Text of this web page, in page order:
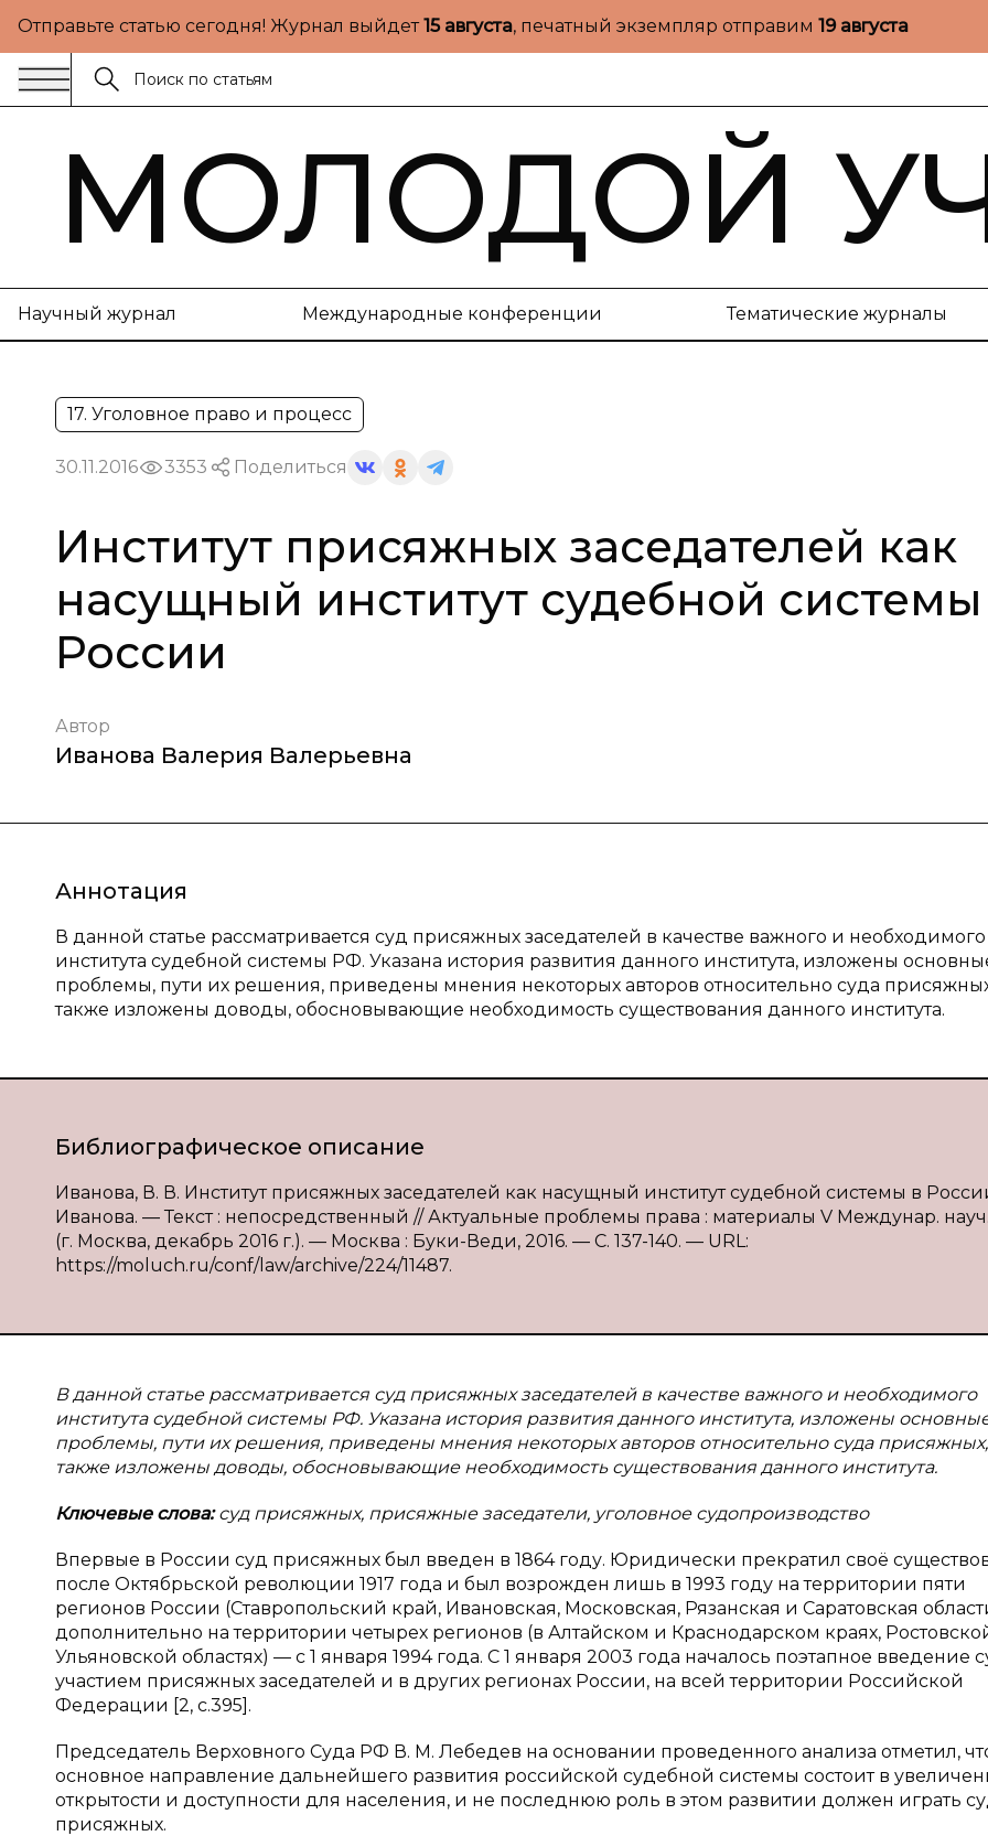
Отправьте статью сегодня! Журнал выйдет15 августа, печатный экземпляр отправим 19 августа
МОЛОДОЙ
Научный журнал Международные конференции Тематические журналы
17. Уголовное право и процесс
30.11.2016 3353 Поделиться
Институт присяжных заседателей как
насущный институт судебной
России
Автор
Иванова Валерия Валерьевна
Аннотация
В данной статье рассматривается суд присяжных заседателей в качестве важного и необходимого
института судебной системы РФ. Указана история развития данного института, изложены
проблемы, пути их решения, приведены мнения некоторых авторов относительно суда
также изложены доводы, обосновывающие необходимость существования данного института.
Библиографическое описание
Иванова, В. В. Институт присяжных заседателей как насущный институт судебной системы в
Иванова. — Текст : непосредственный // Актуальные проблемы права : материалы V Междунар.
(г. Москва, декабрь 2016 г.). — Москва : Буки-Веди, 2016. — С. 137-140. — URL:
https://moluch.ru/conf/law/archive/224/11487.
В данной статье рассматривается суд присяжных заседателей в качестве важного и необходимого
института судебной системы РФ. Указана история развития данного института, изложены
проблемы, пути их решения, приведены мнения некоторых авторов относительно суда
также изложены доводы, обосновывающие необходимость существования данного института.
Ключевые слова:суд присяжных, присяжные заседатели, уголовное судопроизводство
Впервые в России суд присяжных был введен в 1864 году. Юридически прекратил своё
после Октябрьской революции 1917 года и был возрожден лишь в 1993 году на территории пяти
регионов России (Ставропольский край, Ивановская, Московская, Рязанская и Саратовская
дополнительно на территории четырех регионов (в Алтайском и Краснодарском краях,
Ульяновской областях) — с 1 января 1994 года. С 1 января 2003 года началось поэтапное введение
участием присяжных заседателей и в других регионах России, на всей территории Российской
Федерации [2, с.395].
Председатель Верховного Суда РФ В. М. Лебедев на основании проведенного анализа отметил,
основное направление дальнейшего развития российской судебной системы состоит в
открытости и доступности для населения, и не последнюю роль в этом развитии должен играть
присяжных.